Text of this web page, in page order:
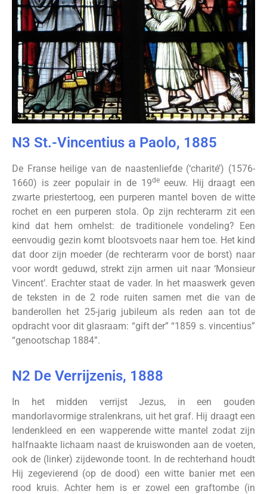
N3 St.-Vincentius a Paolo, 1885
De Franse heilige van de naastenliefde (‘charité’) (1576-
1660) is zeer populair in de 19deeeuw. Hij draagt een
zwarte priestertoog, een purperen mantel boven de witte
rochet en een purperen stola. Op zijn rechterarm zit een
kind dat hem omhelst: de traditionele vondeling? Een
eenvoudig gezin komt blootsvoets naar hem toe. Het kind
dat door zijn moeder (de rechterarm voor de borst) naar
voor wordt geduwd, strekt zijn armen uit naar ‘Monsieur
Vincent’. Erachter staat de vader. In het maaswerk geven
de teksten in de 2 rode ruiten samen met die van de
banderollen het 25-jarig jubileum als reden aan tot de
opdracht voor dit glasraam: “gift der” “1859 s. vincentius”
“genootschap 1884”.
N2 De Verrijzenis, 1888
In het midden verrijst Jezus, in een gouden
mandorlavormige stralenkrans, uit het graf. Hij draagt een
lendenkleed en een wapperende witte mantel zodat zijn
halfnaakte lichaam naast de kruiswonden aan de voeten,
ook de (linker) zijdewonde toont. In de rechterhand houdt
Hij zegevierend (op de dood) een witte banier met een
rood kruis. Achter hem is er zowel een graftombe (in